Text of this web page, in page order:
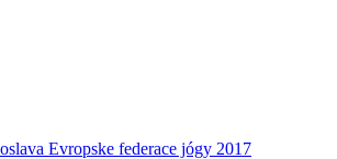
Evropske federace jógy 2017